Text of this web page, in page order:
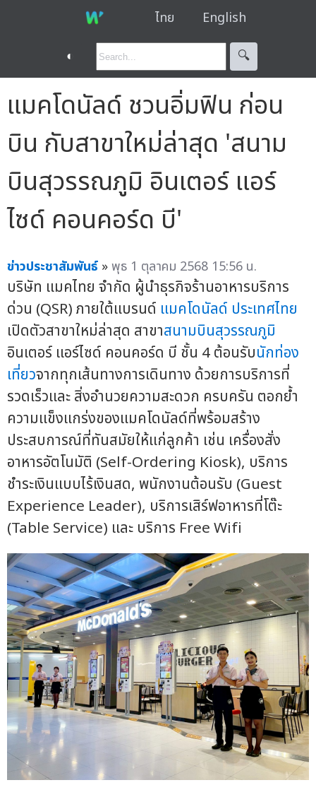
ไทย English
◐ 🔍︎
แมคโดนัลด์ ชวนอิ่มฟิน ก่อน
บิน กับสาขาใหม่ล่าสุด 'สนาม
บินสุวรรณภูมิ อินเตอร์ แอร์
ไซด์ คอนคอร์ด บี'
ข่าวประชาสัมพันธ์ »พุธ 1 ตุลาคม 2568 15:56 น.
บริษัท แมคไทย จำกัด ผู้นำธุรกิจร้านอาหารบริการ
ด่วน (QSR) ภายใต้แบรนด์ แมคโดนัลด์ ประเทศไทย
เปิดตัวสาขาใหม่ล่าสุด สาขาสนามบินสุวรรณภูมิ
อินเตอร์ แอร์ไซด์ คอนคอร์ด บี ชั้น 4 ต้อนรับนักท่อง
เที่ยวจากทุกเส้นทางการเดินทาง ด้วยการบริการที่
รวดเร็วและ สิ่งอำนวยความสะดวก ครบครัน ตอกย้ำ
ความแข็งแกร่งของแมคโดนัลด์ที่พร้อมสร้าง
ประสบการณ์ที่ทันสมัยให้แก่ลูกค้า เช่น เครื่องสั่ง
อาหารอัตโนมัติ (Self-Ordering Kiosk), บริการ
ชำระเงินแบบไร้เงินสด, พนักงานต้อนรับ (Guest
Experience Leader), บริการเสิร์ฟอาหารที่โต๊ะ
(Table Service) และ บริการ Free Wifi